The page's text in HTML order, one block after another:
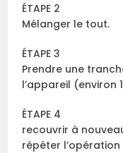
ÉTAPE 2
Mélanger le tout.
ÉTAPE 3
Prendre une
l’appareil (environ
ÉTAPE 4
recouvrir à
répéter l’opération